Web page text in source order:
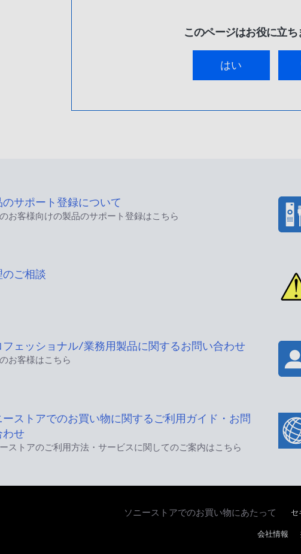
このページはお役に立ち
はい
のサポート登録について
お客様向けの製品のサポート登録はこちら
のご相談
フェッショナル/業務用製品に関するお問い合わせ
お客様はこちら
ーストアでのお買い物に関するご利用ガイド・お問
わせ
ストアのご利用方法・サービスに関してのご案内はこちら
ソニーストアでのお買い物にあたって セ
会社情報